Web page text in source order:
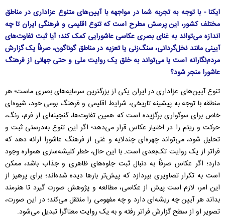
ایکنا - با توجه به تجربه شما در مواجهه با آیین‌های متنوع عزاداری در مناطق
مختلف کشور، این پرسش مطرح است که تنوع اقلیمی و فرهنگی ایران تا چه
اندازه می‌تواند به غنای بصری عکاسی عاشورایی کمک کند؛ آیا ثبت تفاوت‌های
آیینی مانند نخل‌گردانی، سنگ‌زنی یا تعزیه در مناطق گوناگون، صرفاً یک گزارش
مردم‌نگارانه است یا می‌تواند به خلق یک روایت ملی و حتی جهانی از فرهنگ
عاشورا منجر شود؟
تنوع آیین‌های عزاداری در ایران یکی از بزرگترین سرمایه‌های بصری ماست؛ هر
منطقه با توجه به پیشینه تاریخی، شرایط اقلیمی و فرهنگ بومی خود، شیوه‌ای
خاص برای سوگواری برگزیده است که همین تفاوت‌ها، گنجینه‌ای از فرم، رنگ،
حرکت و ریتم را در اختیار عکاس قرار می‌دهد؛ اگر این تنوع به‌درستی ثبت و
تحلیل شود، می‌تواند چهره‌ای چندلایه و غنی از فرهنگ عاشورا ارائه دهد که
فراتر از یک روایت تک‌بعدی است. با این حال، خطر کلیشه‌سازی همواره وجود
دارد؛ اگر عکاس صرفاً به دنبال ثبت جلوه‌های ظاهری و جذاب باشد، ممکن
است به تکرار تصاویری بپردازد که پیش‌تر بارها دیده شده‌اند؛ برای پرهیز از
این امر، لازم است پیش از عکاسی، مطالعه و پژوهش صورت گیرد تا هنرمند
بداند هر آیین چه ریشه‌ای دارد و چه مفهومی را منتقل می‌کند؛ در این صورت،
تصویر او از سطح گزارش فراتر رفته و به یک روایت معناگرا تبدیل می‌شود.